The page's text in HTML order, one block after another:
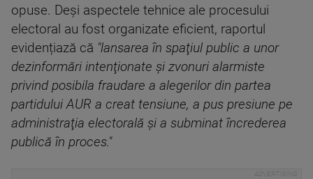
opuse. Deși aspectele tehnice ale procesului
electoral au fost organizate eficient, raportul
evidențiază că "lansarea în spaţiul public a unor
dezinformări intenţionate şi zvonuri alarmiste
privind posibila fraudare a alegerilor din partea
partidului AUR a creat tensiune, a pus presiune pe
administraţia electorală şi a subminat încrederea
publică în proces."